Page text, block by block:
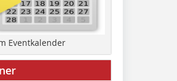
Eventkalender